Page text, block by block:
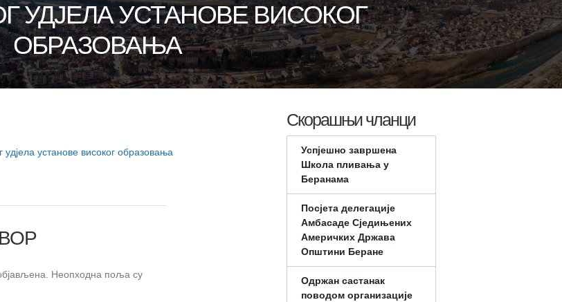
УДЈЕЛА УСТАНОВЕ ВИСОКОГ
ОБРАЗОВАЊА
установе високог образовања
Неопходна поља су
Скорашњи чланци
Успјешно завршена
Школа пливања у
Беранама
Посјета делегације
Амбасаде Сједињених
Америчких Држава
Општини Беране
Одржан састанак
поводом организације